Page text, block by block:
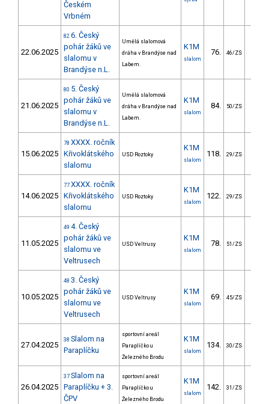
Českém
Vrbném
22.06.2025
82 6. Český
pohár žáků ve
slalomu v
Brandýse n.L.
Umělá slalomová
dráha v Brandýse nad
Labem.
K1M
slalom
76. 46/ZS
21.06.2025
80 5. Český
pohár žáků ve
slalomu v
Brandýse n.L.
Umělá slalomová
dráha v Brandýse nad
Labem.
K1M
slalom
84. 50/ZS
15.06.2025
78 XXXX. ročník
Křivoklátského
slalomu
USD Roztoky
K1M
slalom
118. 29/ZS
14.06.2025
77 XXXX. ročník
Křivoklátského
slalomu
USD Roztoky
K1M
slalom
122. 29/ZS
11.05.2025
49 4. Český
pohár žáků ve
slalomu ve
Veltrusech
USD Veltrusy
K1M
slalom
78. 51/ZS
10.05.2025
48 3. Český
pohár žáků ve
slalomu ve
Veltrusech
USD Veltrusy
K1M
slalom
69. 45/ZS
27.04.2025
38 Slalom na
Paraplíčku
sportovní areál
Paraplíčko u
Železného Brodu
K1M
slalom
134. 30/ZS
26.04.2025
37 Slalom na
Paraplíčku + 3.
ČPV
sportovní areál
Paraplíčko u
Železného Brodu
K1M
slalom
142. 31/ZS